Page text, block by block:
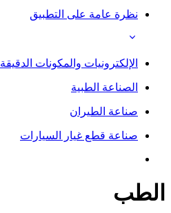
نظرة عامة على التطبيق
الإلكترونيات والمكونات الدقيقة
الصناعة الطبية
صناعة الطيران
صناعة قطع غيار السيارات
الطب